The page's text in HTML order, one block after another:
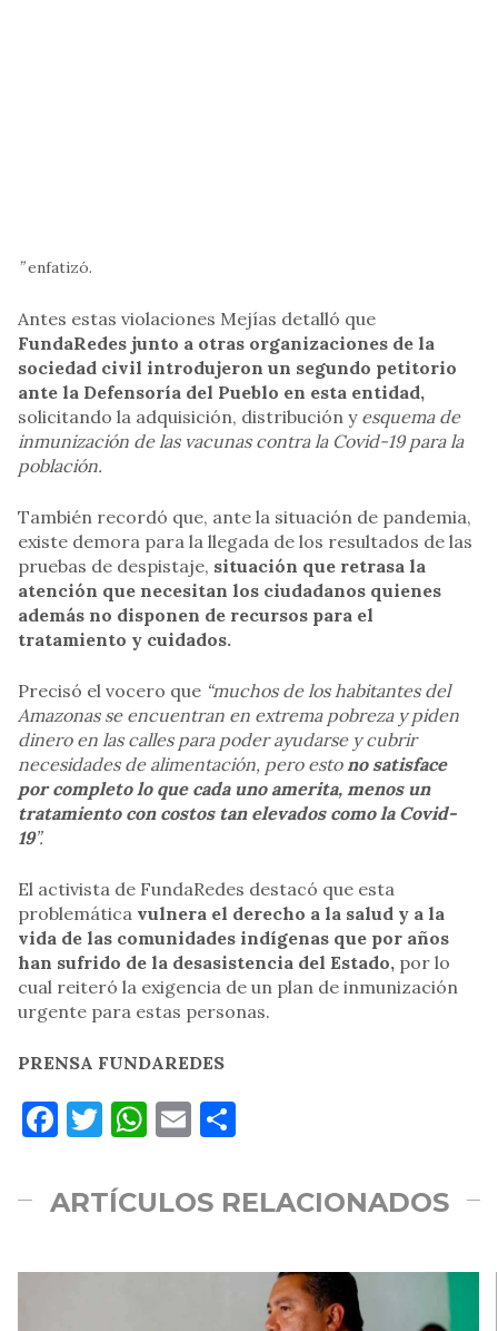
”enfatizó.
Antes estas violaciones Mejías detalló que
FundaRedes junto a otras organizaciones de la
sociedad civil introdujeron un segundo petitorio
ante la Defensoría del Pueblo en esta entidad,
solicitando la adquisición, distribución yesquema de
inmunización de las vacunas contra la Covid-19 para la
población.
También recordó que, ante la situación de pandemia,
existe demora para la llegada de los resultados de las
pruebas de despistaje, situación que retrasa la
atención que necesitan los ciudadanos quienes
además no disponen de recursos para el
tratamiento y cuidados.
Precisó el vocero que “muchos de los habitantes del
Amazonas se encuentran en extrema pobreza y piden
dinero en las calles para poder ayudarse y cubrir
necesidades de alimentación, pero estono satisface
por completo lo que cada uno amerita, menos un
tratamiento con costos tan elevados como la Covid-
19”.
El activista de FundaRedes destacó que esta
problemática vulnera el derecho a la salud y a la
vida de las comunidades indígenas que por años
han sufrido de la desasistencia del Estado, por lo
cual reiteró la exigencia de un plan de inmunización
urgente para estas personas.
PRENSA FUNDAREDES
Facebook
Twitter
WhatsApp
Email
ARTÍCULOS RELACIONADOS